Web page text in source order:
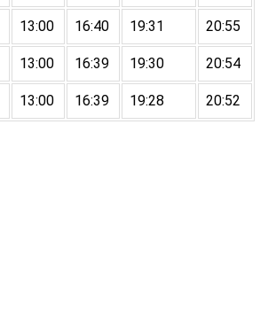
13:00 16:40 19:31 20:55
13:00 16:39 19:30 20:54
13:00 16:39 19:28 20:52